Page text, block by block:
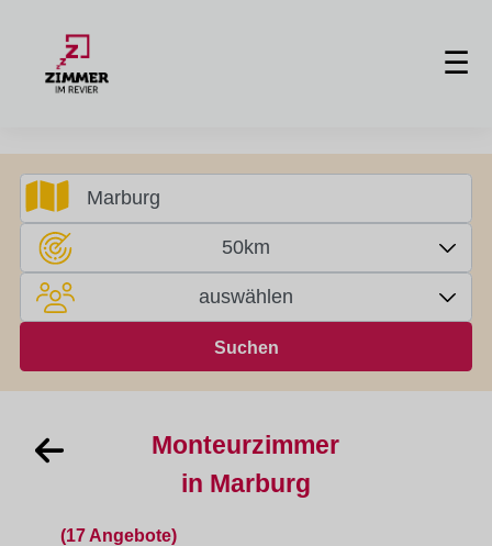
☰
50km
auswählen
Monteurzimmer
in Marburg
(17 Angebote)